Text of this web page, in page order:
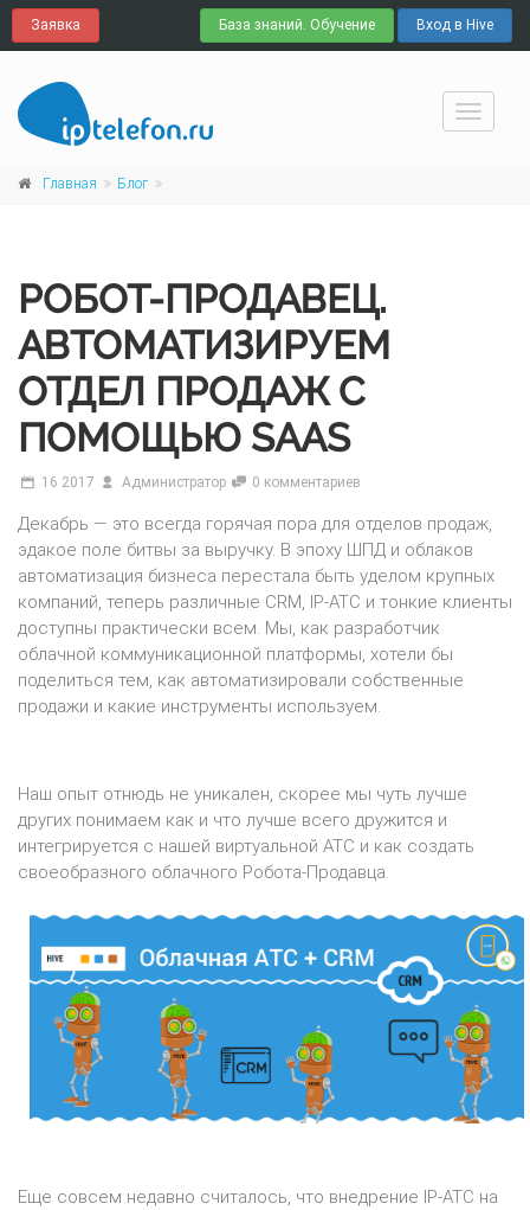
Заявка База знаний. Обучение Вход в Hive
Главная Блог
РОБОТ-ПРОДАВЕЦ.
АВТОМАТИЗИРУЕМ
ОТДЕЛ ПРОДАЖ С
ПОМОЩЬЮ SAAS
16 2017 Администратор 0 комментариев
Декабрь — это всегда горячая пора для отделов продаж,
эдакое поле битвы за выручку. В эпоху ШПД и облаков
автоматизация бизнеса перестала быть уделом крупных
компаний, теперь различные CRM, IP-АТС и тонкие клиенты
доступны практически всем. Мы, как разработчик
облачной коммуникационной платформы, хотели бы
поделиться тем, как автоматизировали собственные
продажи и какие инструменты используем.
Наш опыт отнюдь не уникален, скорее мы чуть лучше
других понимаем как и что лучше всего дружится и
интегрируется с нашей виртуальной АТС и как создать
своеобразного облачного Робота-Продавца.
Еще совсем недавно считалось, что внедрение IP-АТС на